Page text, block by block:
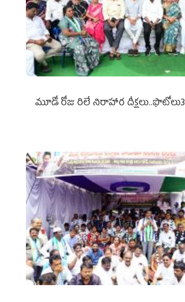
మూడో రోజు రిలే నిరాహార దీక్షలు..ఫొటోలు3